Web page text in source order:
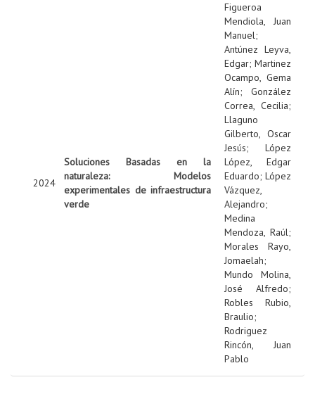
2024
Soluciones Basadas en la
naturaleza: Modelos
experimentales de infraestructura
verde
Figueroa
Mendiola, Juan
Manuel;
Antúnez Leyva,
Edgar; Martinez
Ocampo, Gema
Alín; González
Correa, Cecilia;
Llaguno
Gilberto, Oscar
Jesús; López
López, Edgar
Eduardo; López
Vázquez,
Alejandro;
Medina
Mendoza, Raúl;
Morales Rayo,
Jomaelah;
Mundo Molina,
José Alfredo;
Robles Rubio,
Braulio;
Rodriguez
Rincón, Juan
Pablo